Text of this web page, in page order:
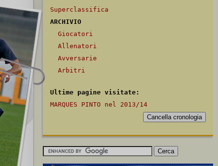
Superclassifica
ARCHIVIO
Giocatori
Allenatori
Avversarie
Arbitri
Ultime pagine visitate:
MARQUES PINTO nel 2013/14